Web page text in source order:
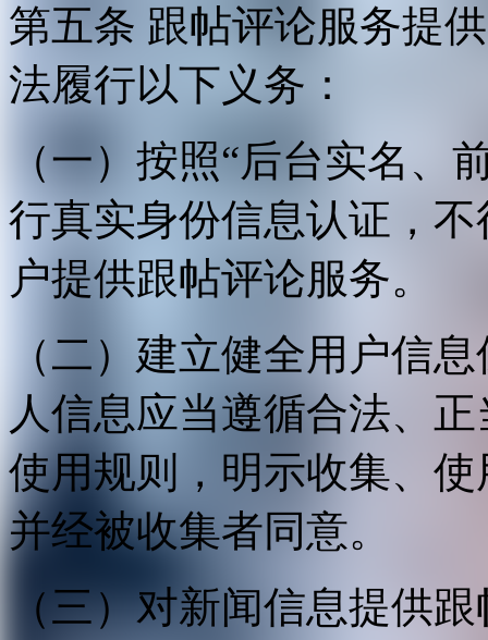
第五条 跟帖评论服务提
法履行以下义务：
（一）按照“后台实名、
行真实身份信息认证，
户提供跟帖评论服务。
（二）建立健全用户信
人信息应当遵循合法、
使用规则，明示收集、
并经被收集者同意。
（三）对新闻信息提供